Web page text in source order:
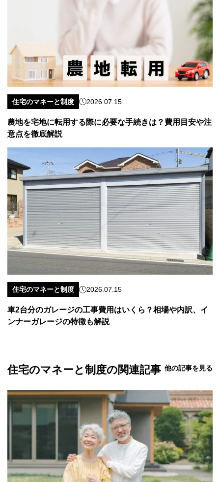
住宅のマネーと制度 2026.07.15
農地を宅地に転用する際に必要な手続きは？費用目安や注
意点を徹底解説
住宅のマネーと制度 2026.07.15
車2台分のガレージの工事費用はいくら？相場や内訳、イ
ンナーガレージの特徴も解説
住宅のマネーと制度の関連記事 他の記事を見る